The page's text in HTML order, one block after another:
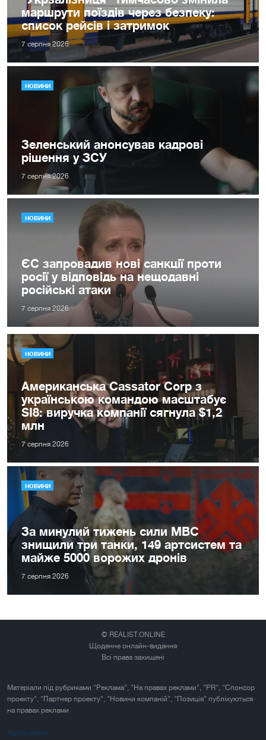
маршрути поїздів через безпеку:
список рейсів і затримок
7 серпня 2026
НОВИНИ
Зеленський анонсував кадрові
рішення у ЗСУ
7 серпня 2026
НОВИНИ
ЄС запровадив нові санкції проти
росії у відповідь на нещодавні
російські атаки
7 серпня 2026
НОВИНИ
Американська Cassator Corp з
українською командою масштабує
SI8: виручка компанії сягнула $1,2
млн
7 серпня 2026
НОВИНИ
За минулий тижень сили МВС
знищили три танки, 149 артсистем та
майже 5000 ворожих дронів
7 серпня 2026
© REALIST.ONLINE
Щоденне онлайн-видання
Всі права захищені
Матеріали під рубриками "Реклама", "На правах реклами", "PR", "Спонсор
проекту", "Партнер проекту", "Новини компаній", "Позиція" публікуються
на правах реклами
Карта сайта